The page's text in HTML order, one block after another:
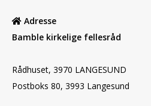
Adresse
Bamble kirkelige fellesråd
Rådhuset, 3970 LANGESUND
Postboks 80, 3993 Langesund